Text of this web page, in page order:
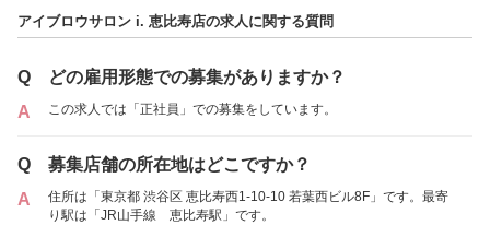
正社員
アイブロウサロン i. 恵比寿店の求人に関する質問
Q
どの雇用形態での募集がありますか？
A
この求人では「正社員」での募集をしています。
Q
募集店舗の所在地はどこですか？
A
住所は「東京都 渋谷区 恵比寿西1-10-10 若葉西ビル8F」です。最寄
り駅は「JR山手線 恵比寿駅」です。